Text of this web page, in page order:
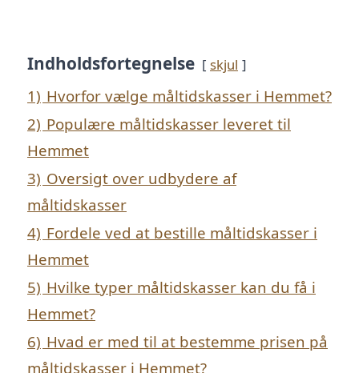
Indholdsfortegnelse skjul
1) Hvorfor vælge måltidskasser i Hemmet?
2) Populære måltidskasser leveret til
Hemmet
3) Oversigt over udbydere af
måltidskasser
4) Fordele ved at bestille måltidskasser i
Hemmet
5) Hvilke typer måltidskasser kan du få i
Hemmet?
6) Hvad er med til at bestemme prisen på
måltidskasser i Hemmet?